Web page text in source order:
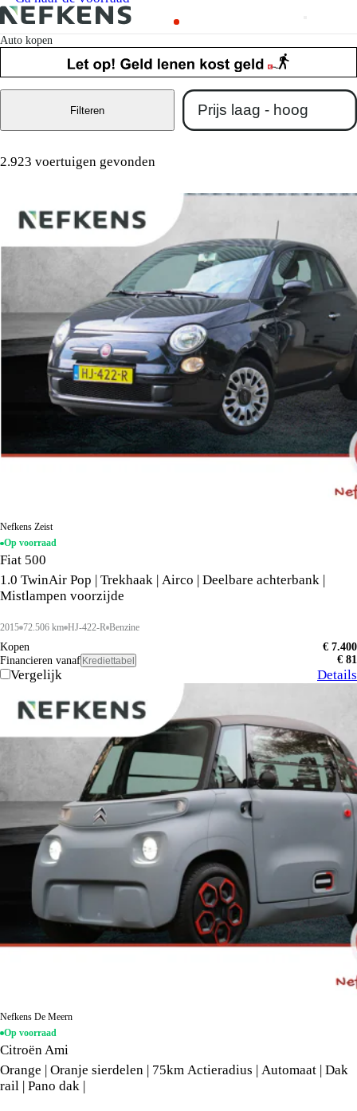
Auto kopen
2.923 voertuigen gevonden
Filteren
Nefkens Zeist
Op voorraad
Fiat 500
1.0 TwinAir Pop | Trekhaak | Airco | Deelbare achterbank |
Mistlampen voorzijde
2015 72.506 km HJ-422-R Benzine
Kopen
€ 7.400
Financieren vanaf Krediettabel € 81
Vergelijk Details
Nefkens De Meern
Op voorraad
Citroën Ami
Orange | Oranje sierdelen | 75km Actieradius | Automaat | Dak
rail | Pano dak |